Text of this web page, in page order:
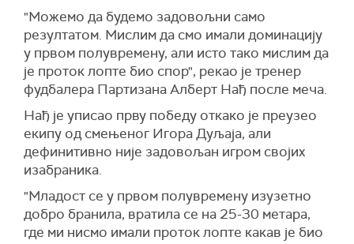
"Можемо да будемо задовољни само
резултатом. Мислим да смо имали доминацију
у првом полувремену, али исто тако мислим да
је проток лопте био спор", рекао је тренер
фудбалера Партизана Алберт Нађ после меча.
Нађ је уписао прву победу откако је преузео
екипу од смењеног Игора Дуљаја, али
дефинитивно није задовољан игром својих
изабраника.
"Младост се у првом полувремену изузетно
добро бранила, вратила се на 25-30 метара,
где ми нисмо имали проток лопте какав је био